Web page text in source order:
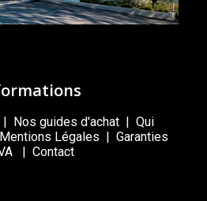
| Nos guides d'achat | Qui
Mentions Légales | Garanties
| Contact